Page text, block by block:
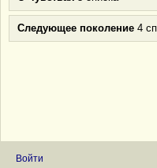
Следующее поколение 4
Войти